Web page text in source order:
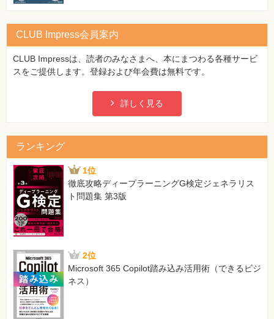
CLUB Impress会員案内
CLUB Impressは、読者のみなさまへ、本にまつわる各種サービ
スをご提供します。登録および年会費は無料です。
詳しく見る
ランキング
1位
徹底攻略ディープラーニングG検定ジェネラリス
ト問題集 第3版
2位
Microsoft 365 Copilot踏み込み活用術（できるビジ
ネス）